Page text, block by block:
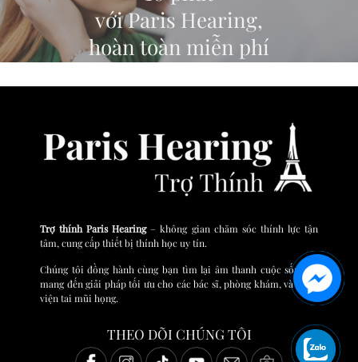
với Paris Hearing,
hoàn toàn miễn phí
Trợ thính Paris Hearing– không gian chăm sóc thính lực tận
tâm, cung cấp thiết bị thính học uy tín.
Chúng tôi đồng hành cùng bạn tìm lại âm thanh cuộc sống và
mang đến giải pháp tối ưu cho các bác sĩ, phòng khám, và bệnh
viện tai mũi họng.
THEO DÕI CHÚNG TÔI